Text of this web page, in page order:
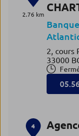
2.76 km
2, cours
33000
4